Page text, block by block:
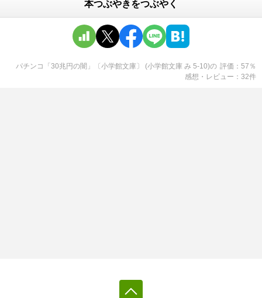
本つぶやきをつぶやく
パチンコ「30兆円の闇」〔小学館文庫〕 (小学館文庫 み 5-10)の 評価 57 ％
感想・レビュー
32件